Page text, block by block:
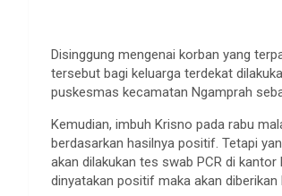
Disinggung mengenai korban yang
tersebut bagi keluarga terdekat
puskesmas kecamatan Ngamprah
Kemudian, imbuh Krisno pada rabu
berdasarkan hasilnya positif. Tetapi
akan dilakukan tes swab PCR di
dinyatakan positif maka akan